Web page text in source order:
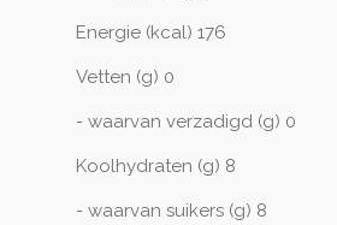
Energie (kcal) 176
Vetten (g) 0
- waarvan verzadigd (g) 0
Koolhydraten (g) 8
- waarvan suikers (g) 8